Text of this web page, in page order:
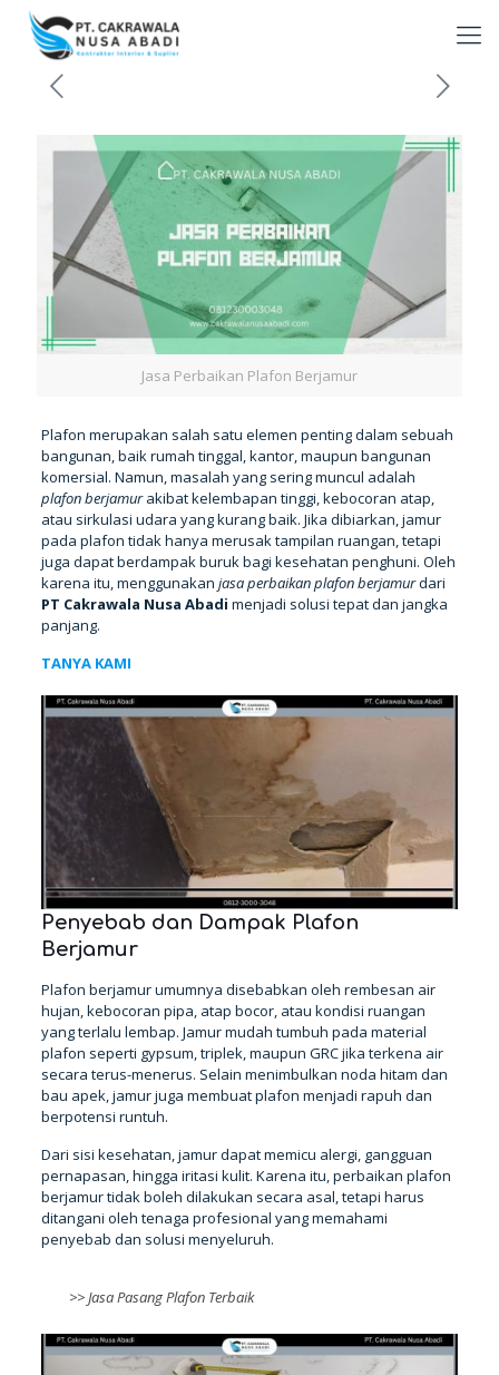
Jasa Perbaikan Plafon Berjamur
Plafon merupakan salah satu elemen penting dalam sebuah
bangunan, baik rumah tinggal, kantor, maupun bangunan
komersial. Namun, masalah yang sering muncul adalah
plafon berjamurakibat kelembapan tinggi, kebocoran atap,
atau sirkulasi udara yang kurang baik. Jika dibiarkan, jamur
pada plafon tidak hanya merusak tampilan ruangan, tetapi
juga dapat berdampak buruk bagi kesehatan penghuni. Oleh
karena itu, menggunakan jasa perbaikan plafon berjamurdari
PT Cakrawala Nusa Abadi menjadi solusi tepat dan jangka
panjang.
TANYA KAMI
Penyebab dan Dampak Plafon
Berjamur
Plafon berjamur umumnya disebabkan oleh rembesan air
hujan, kebocoran pipa, atap bocor, atau kondisi ruangan
yang terlalu lembap. Jamur mudah tumbuh pada material
plafon seperti gypsum, triplek, maupun GRC jika terkena air
secara terus-menerus. Selain menimbulkan noda hitam dan
bau apek, jamur juga membuat plafon menjadi rapuh dan
berpotensi runtuh.
Dari sisi kesehatan, jamur dapat memicu alergi, gangguan
pernapasan, hingga iritasi kulit. Karena itu, perbaikan plafon
berjamur tidak boleh dilakukan secara asal, tetapi harus
ditangani oleh tenaga profesional yang memahami
penyebab dan solusi menyeluruh.
>>Jasa Pasang Plafon Terbaik